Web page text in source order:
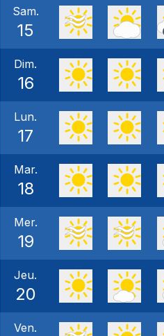
Sam.
15
Dim.
16
Lun.
17
Mar.
18
Mer.
19
Jeu.
20
Ven.